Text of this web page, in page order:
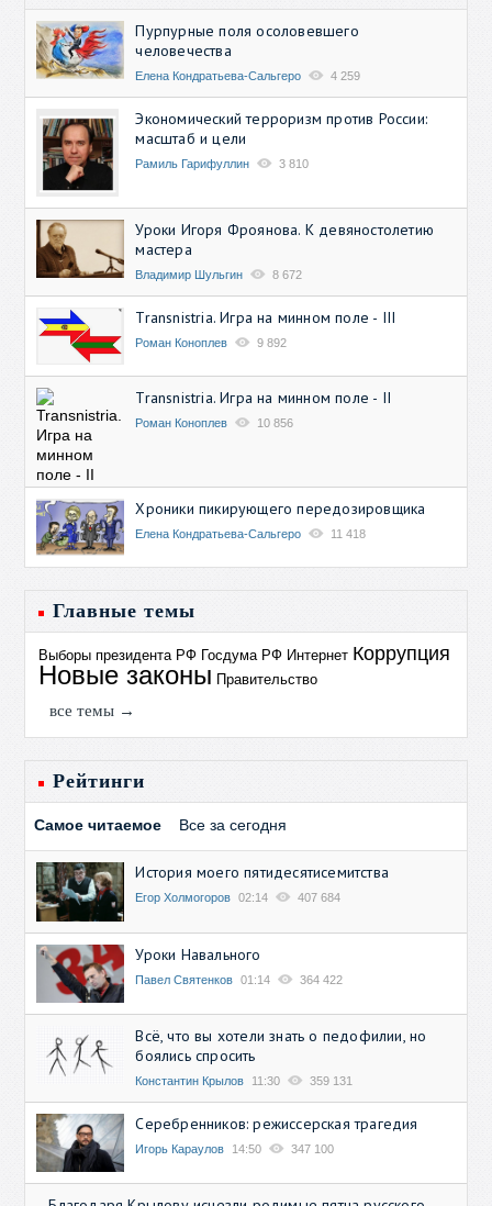
Пурпурные поля осоловевшего
человечества
Елена Кондратьева-Сальгеро 4 259
Экономический терроризм против России:
масштаб и цели
Рамиль Гарифуллин 3 810
Уроки Игоря Фроянова. К девяностолетию
мастера
Владимир Шульгин 8 672
Transnistria. Игра на минном поле - III
Роман Коноплев 9 892
Transnistria. Игра на минном поле - II
Роман Коноплев 10 856
Хроники пикирующего передозировщика
Елена Кондратьева-Сальгеро 11 418
Главные темы
Выборы президента РФ Госдума РФ Интернет Коррупция
Новые законы Правительство
все темы →
Рейтинги
Самое читаемое Все за сегодня
История моего пятидесятисемитства
Егор Холмогоров 02:14 407 684
Уроки Навального
Павел Святенков 01:14 364 422
Всё, что вы хотели знать о педофилии, но
боялись спросить
Константин Крылов 11:30 359 131
Серебренников: режиссерская трагедия
Игорь Караулов 14:50 347 100